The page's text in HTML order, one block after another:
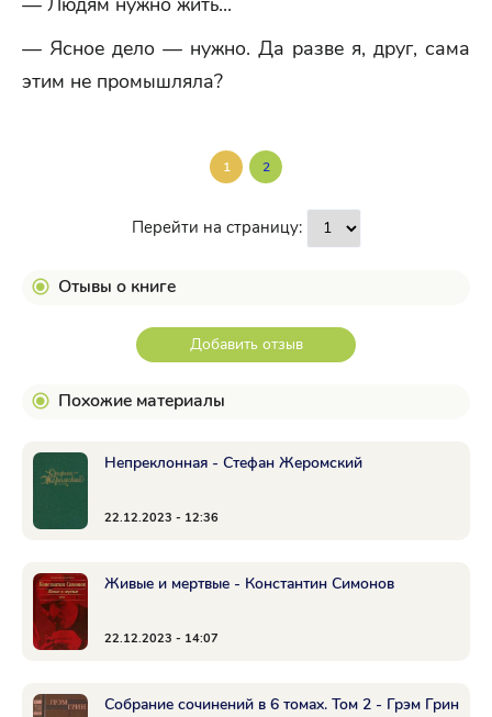
— Ясное дело — нужно. Да разве я, друг, сама
этим не промышляла?
1 2
Перейти на страницу:
Отывы о книге
Добавить отзыв
Похожие материалы
Непреклонная - Стефан Жеромский
22.12.2023 - 12:36
Живые и мертвые - Константин Симонов
22.12.2023 - 14:07
Собрание сочинений в 6 томах. Том 2 - Грэм Грин